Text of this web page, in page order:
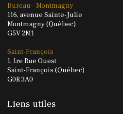
Bureau - Montmagny
116, avenue Sainte-Julie
Montmagny (Québec)
G5V 2M1
Saint-François
1, 1re Rue Ouest
Saint-François (Québec)
G0R 3A0
Liens utiles